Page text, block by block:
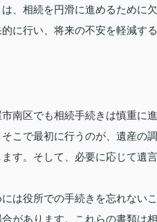
、相続を円滑に進めるために
に行い、将来の不安を軽減する
南区でも相続手続きは慎重に
こで最初に行うのが、遺産の
す。そして、必要に応じて遺
は役所での手続きを忘れない
があります。これらの書類は